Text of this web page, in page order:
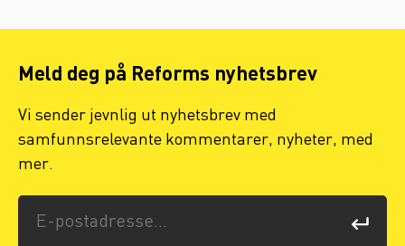
Meld deg på Reforms nyhetsbrev
Vi sender jevnlig ut nyhetsbrev med
samfunnsrelevante kommentarer, nyheter, med
mer.